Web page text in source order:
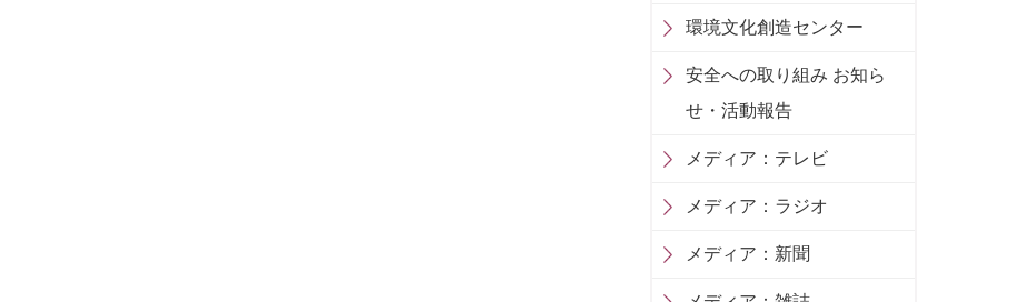
環境文化創造センター
安全への取り組み お知ら
せ・活動報告
メディア：テレビ
メディア：ラジオ
メディア：新聞